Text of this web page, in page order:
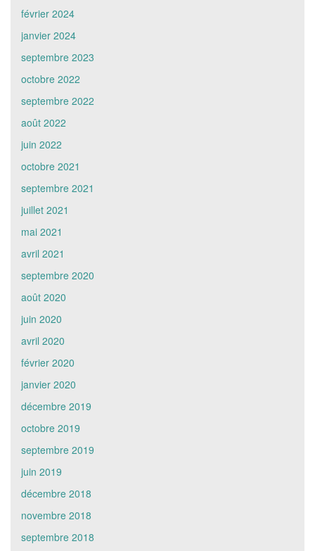
février 2024
janvier 2024
septembre 2023
octobre 2022
septembre 2022
août 2022
juin 2022
octobre 2021
septembre 2021
juillet 2021
mai 2021
avril 2021
septembre 2020
août 2020
juin 2020
avril 2020
février 2020
janvier 2020
décembre 2019
octobre 2019
septembre 2019
juin 2019
décembre 2018
novembre 2018
septembre 2018